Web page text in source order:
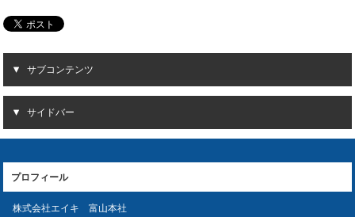
サブコンテンツ
サイドバー
プロフィール
株式会社エイキ 富山本社